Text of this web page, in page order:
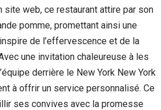
site web, ce restaurant attire par son
pomme, promettant ainsi une
de l’effervescence et de la
une invitation chaleureuse à les
derrière le New York New York
à offrir un service personnalisé. Ce
ses convives avec la promesse